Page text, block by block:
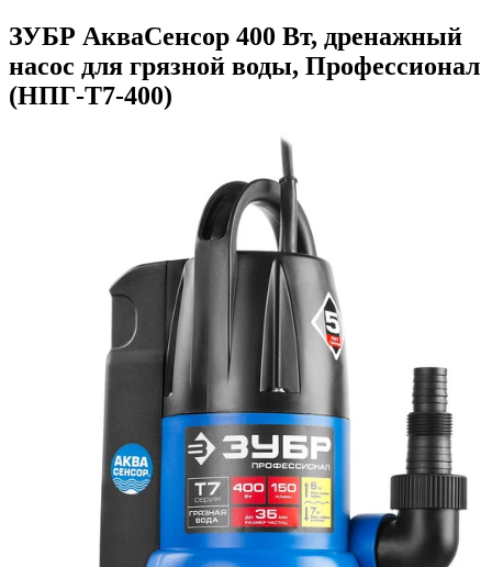
ЗУБР АкваСенсор 400 Вт, дренажный
насос для грязной воды, Профессионал
(НПГ-Т7-400)